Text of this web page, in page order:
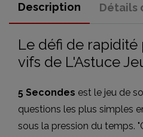
Description Détails
Le défi de rapidité
vifs de L'Astuce
5 Secondes est le jeu de
questions les plus simples
sous la pression du temps.